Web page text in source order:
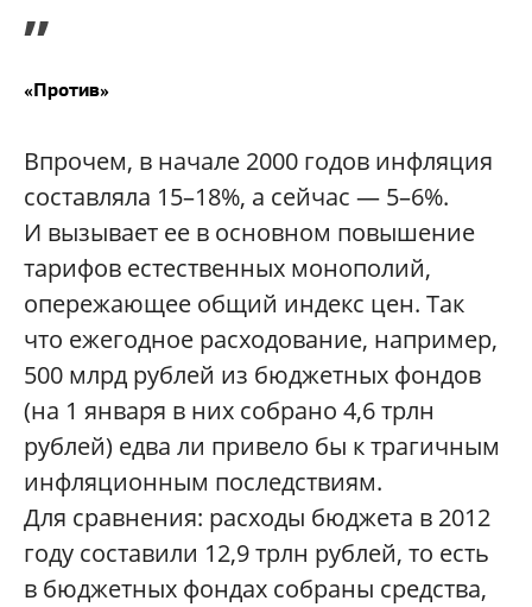
”
«Против»
Впрочем, в начале 2000 годов инфляция
составляла 15–18%, а сейчас — 5–6%.
И вызывает ее в основном повышение
тарифов естественных монополий,
опережающее общий индекс цен. Так
что ежегодное расходование, например,
500 млрд рублей из бюджетных фондов
(на 1 января в них собрано 4,6 трлн
рублей) едва ли привело бы к трагичным
инфляционным последствиям.
Для сравнения: расходы бюджета в 2012
году составили 12,9 трлн рублей, то есть
в бюджетных фондах собраны средства,